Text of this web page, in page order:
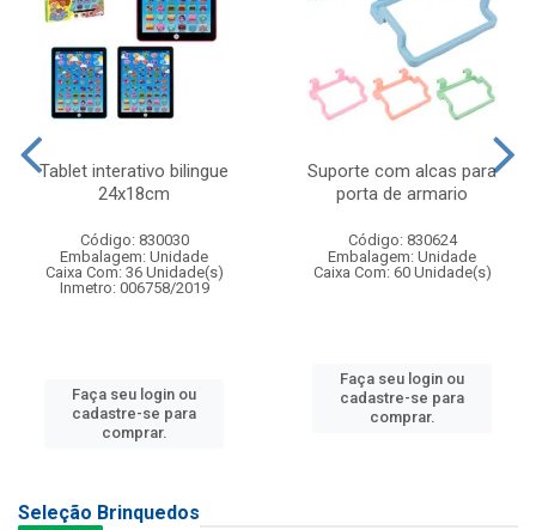
Tablet interativo bilingue
24x18cm
Código: 830030
Embalagem: Unidade
Caixa Com: 36 Unidade(s)
Inmetro: 006758/2019
Faça seu login ou
cadastre-se para
comprar.
Suporte com alcas para
porta de armario
Código: 830624
Embalagem: Unidade
Caixa Com: 60 Unidade(s)
Faça seu login ou
cadastre-se para
comprar.
Seleção Brinquedos